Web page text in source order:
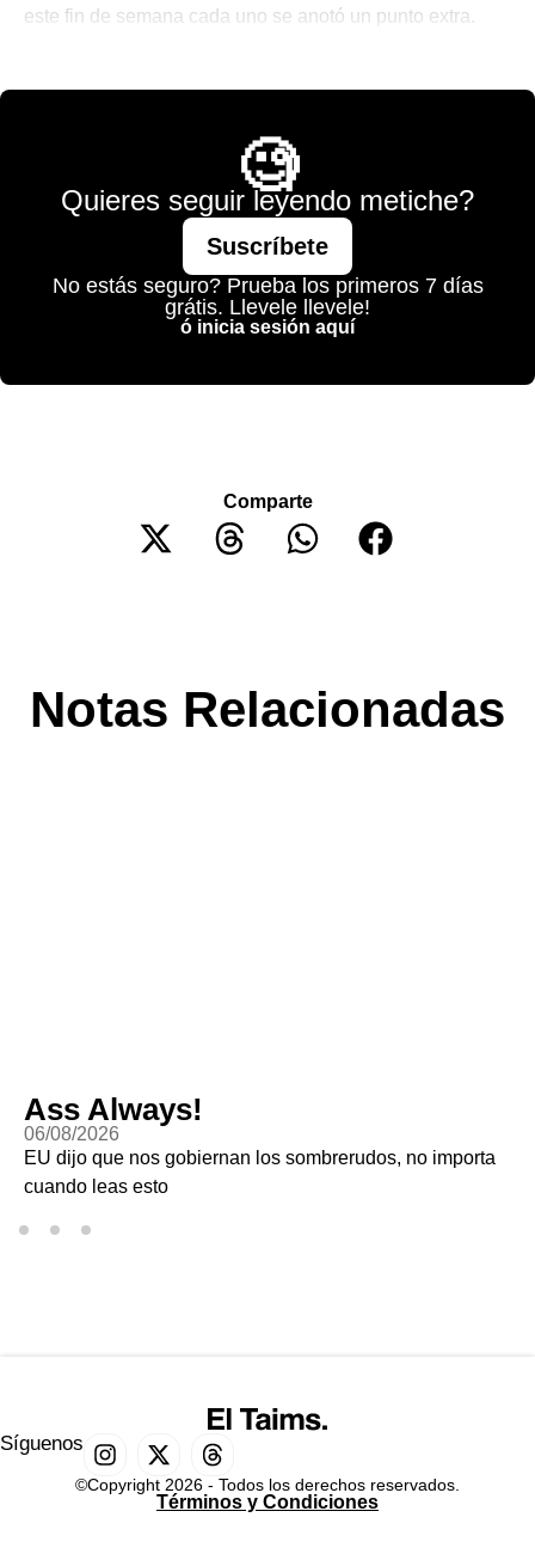
este fin de semana cada uno se anotó un punto extra.
🧐
Quieres seguir leyendo metiche?
Suscríbete
No estás seguro? Prueba los primeros 7 días
grátis. Llevele llevele!
ó inicia sesión aquí
Comparte
Notas Relacionadas
Ass Always!
06/08/2026
EU dijo que nos gobiernan los sombrerudos, no importa
cuando leas esto
Síguenos
©Copyright 2026 - Todos los derechos reservados.
Términos y Condiciones